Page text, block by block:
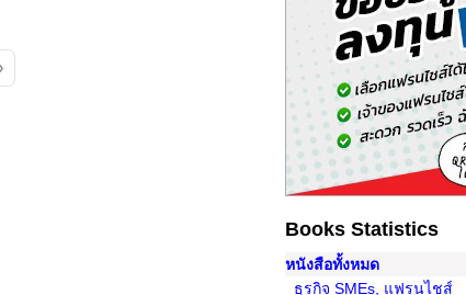
Books Statistics
หนังสือทั้งหมด
ธุรกิจ SMEs, แฟรนไชส์